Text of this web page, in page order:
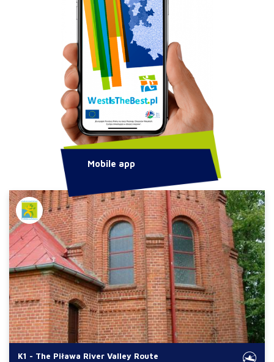
K1 - The Piława River Valley Route
Mobile app